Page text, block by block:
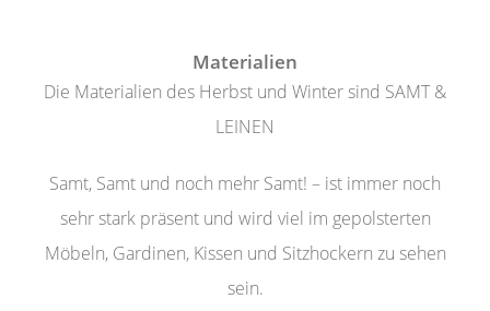
Materialien
Die Materialien des Herbst und Winter sind SAMT &
LEINEN
Samt, Samt und noch mehr Samt! – ist immer noch
sehr stark präsent und wird viel im gepolsterten
Möbeln, Gardinen, Kissen und Sitzhockern zu sehen
sein.